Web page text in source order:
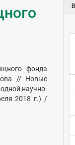
фонда
// Новые
научно-
2018 г.) /